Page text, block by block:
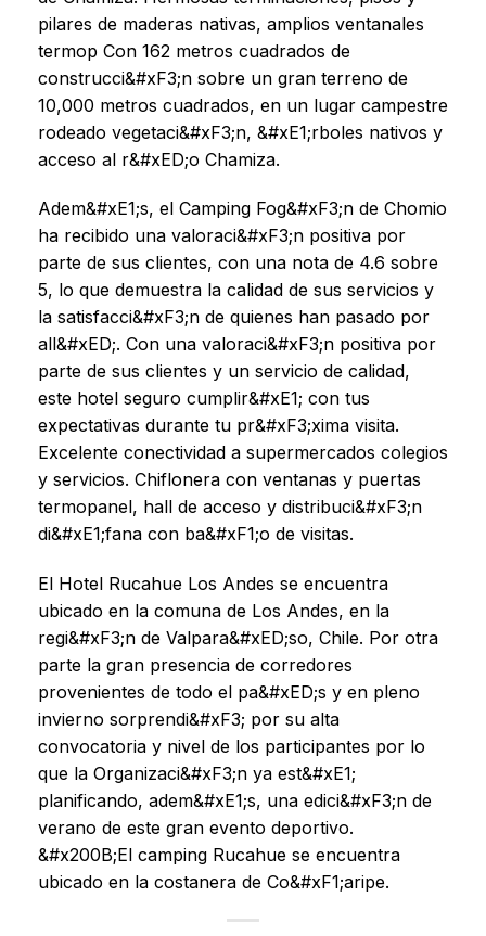
pilares de maderas nativas, amplios ventanales
termop Con 162 metros cuadrados de
construcci&#xF3;n sobre un gran terreno de
10,000 metros cuadrados, en un lugar campestre
rodeado vegetaci&#xF3;n, &#xE1;rboles nativos y
acceso al r&#xED;o Chamiza.
Adem&#xE1;s, el Camping Fog&#xF3;n de Chomio
ha recibido una valoraci&#xF3;n positiva por
parte de sus clientes, con una nota de 4.6 sobre
5, lo que demuestra la calidad de sus servicios y
la satisfacci&#xF3;n de quienes han pasado por
all&#xED;. Con una valoraci&#xF3;n positiva por
parte de sus clientes y un servicio de calidad,
este hotel seguro cumplir&#xE1; con tus
expectativas durante tu pr&#xF3;xima visita.
Excelente conectividad a supermercados colegios
y servicios. Chiflonera con ventanas y puertas
termopanel, hall de acceso y distribuci&#xF3;n
di&#xE1;fana con ba&#xF1;o de visitas.
El Hotel Rucahue Los Andes se encuentra
ubicado en la comuna de Los Andes, en la
regi&#xF3;n de Valpara&#xED;so, Chile. Por otra
parte la gran presencia de corredores
provenientes de todo el pa&#xED;s y en pleno
invierno sorprendi&#xF3; por su alta
convocatoria y nivel de los participantes por lo
que la Organizaci&#xF3;n ya est&#xE1;
planificando, adem&#xE1;s, una edici&#xF3;n de
verano de este gran evento deportivo.
&#x200B;El camping Rucahue se encuentra
ubicado en la costanera de Co&#xF1;aripe.